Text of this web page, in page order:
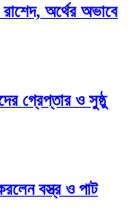
অর্থের অভাবে
গ্রেপ্তার ও সুষ্ঠু
বস্ত্র ও পাট